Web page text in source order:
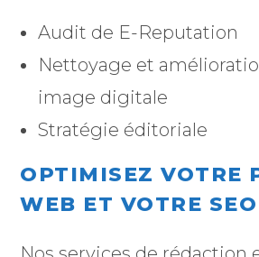
Audit de E-Reputation
Nettoyage et
image digitale
Stratégie éditoriale
OPTIMISEZ VOTRE
WEB ET VOTRE SEO